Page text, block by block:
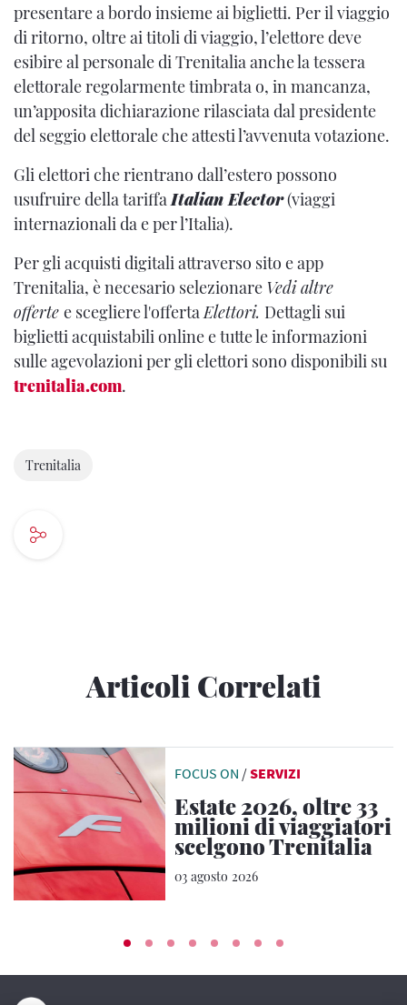
presentare a bordo insieme ai biglietti. Per il viaggio
di ritorno, oltre ai titoli di viaggio, l’elettore deve
esibire al personale di Trenitalia anche la tessera
elettorale regolarmente timbrata o, in mancanza,
un’apposita dichiarazione rilasciata dal presidente
del seggio elettorale che attesti l’avvenuta votazione.
Gli elettori che rientrano dall’estero possono
usufruire della tariffaItalian Elector(viaggi
internazionali da e per l’Italia).
Per gli acquisti digitali attraverso sito e app
Trenitalia, è necesario selezionare Vedi altre
offerte e scegliere l'offertaElettori. Dettagli sui
biglietti acquistabili online e tutte le informazioni
sulle agevolazioni per gli elettori sono disponibili su
trenitalia.com.
Trenitalia
Articoli Correlati
FOCUS ON /SERVIZI
Estate 2026, oltre 33
milioni di viaggiatori
scelgono Trenitalia
03 agosto 2026